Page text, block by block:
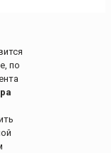
по